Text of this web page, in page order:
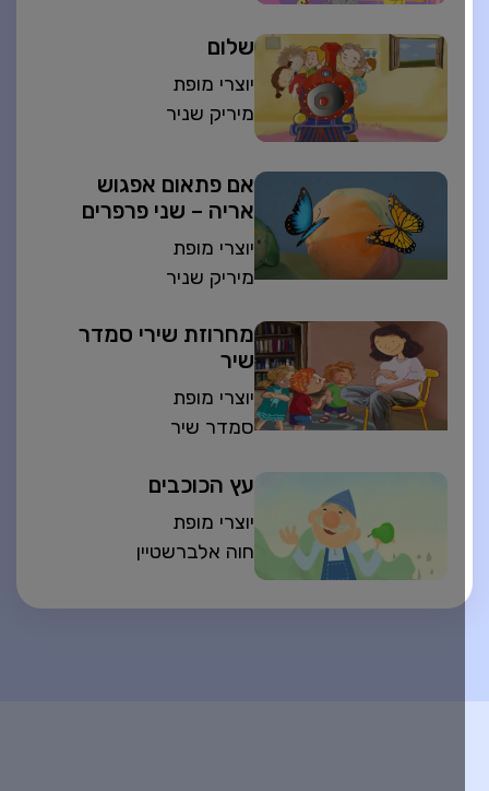
שלום
יוצרי מופת
מיריק שניר
אם פתאום אפגוש
אריה – שני פרפרים
יוצרי מופת
מיריק שניר
מחרוזת שירי סמדר
שיר
יוצרי מופת
סמדר שיר
עץ הכוכבים
יוצרי מופת
חוה אלברשטיין